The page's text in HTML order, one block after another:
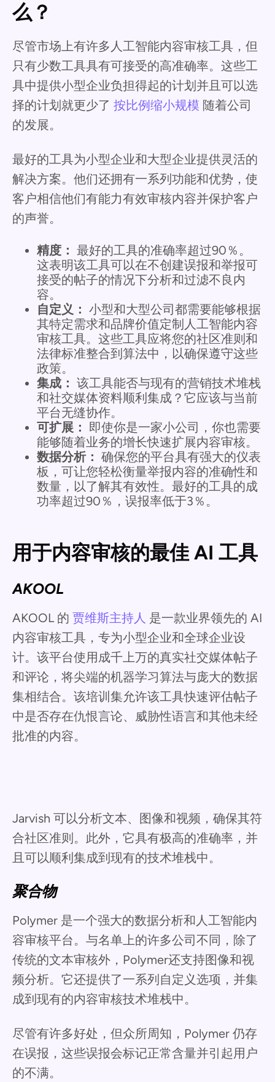
么？
尽管市场上有许多人工智能内容审核工具，但
只有少数工具具有可接受的高准确率。这些工
具中提供小型企业负担得起的计划并且可以选
择的计划就更少了 按比例缩小规模 随着公司
的发展。
最好的工具为小型企业和大型企业提供灵活的
解决方案。他们还拥有一系列功能和优势，使
客户相信他们有能力有效审核内容并保护客户
的声誉。
精度： 最好的工具的准确率超过90％。
这表明该工具可以在不创建误报和举报可
接受的帖子的情况下分析和过滤不良内
容。
自定义： 小型和大型公司都需要能够根据
其特定需求和品牌价值定制人工智能内容
审核工具。这些工具应将您的社区准则和
法律标准整合到算法中，以确保遵守这些
政策。
集成： 该工具能否与现有的营销技术堆栈
和社交媒体资料顺利集成？它应该与当前
平台无缝协作。
可扩展： 即使你是一家小公司，你也需要
能够随着业务的增长快速扩展内容审核。
数据分析： 确保您的平台具有强大的仪表
板，可让您轻松衡量举报内容的准确性和
数量，以了解其有效性。最好的工具的成
功率超过90％，误报率低于3％。
用于内容审核的最佳 AI 工具
AKOOL
AKOOL 的 贾维斯主持人 是一款业界领先的 AI
内容审核工具，专为小型企业和全球企业设
计。该平台使用成千上万的真实社交媒体帖子
和评论，将尖端的机器学习算法与庞大的数据
集相结合。该培训集允许该工具快速评估帖子
中是否存在仇恨言论、威胁性语言和其他未经
批准的内容。
Jarvish 可以分析文本、图像和视频，确保其符
合社区准则。此外，它具有极高的准确率，并
且可以顺利集成到现有的技术堆栈中。
聚合物
Polymer 是一个强大的数据分析和人工智能内
容审核平台。与名单上的许多公司不同，除了
传统的文本审核外，Polymer还支持图像和视
频分析。它还提供了一系列自定义选项，并集
成到现有的内容审核技术堆栈中。
尽管有许多好处，但众所周知，Polymer 仍存
在误报，这些误报会标记正常含量并引起用户
的不满。